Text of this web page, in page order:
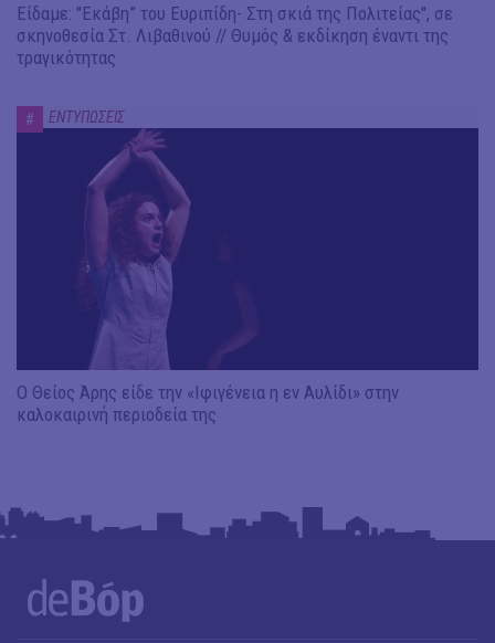
Είδαμε: "Εκάβη” του Ευριπίδη- Στη σκιά της Πολιτείας", σε
σκηνοθεσία Στ. Λιβαθινού // Θυμός & εκδίκηση έναντι της
τραγικότητας
# ΕΝΤΥΠΩΣΕΙΣ
Ο Θείος Άρης είδε την «Ιφιγένεια η εν Αυλίδι» στην
καλοκαιρινή περιοδεία της